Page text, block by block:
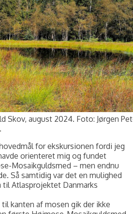
Skov, august 2024. Foto: Jørgen
.
for ekskursionen fordi jeg
orienteret mig og fundet
Mosaikguldsmed – men endnu
Så samtidig var det en mulighed
til Atlasprojektet Danmarks
kanten af mosen gik der ikke